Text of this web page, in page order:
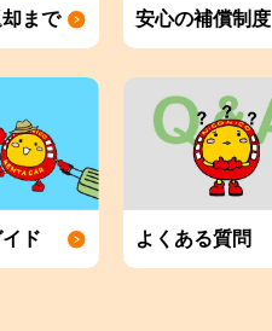
まで 安心の補償制度
ド よくある質問